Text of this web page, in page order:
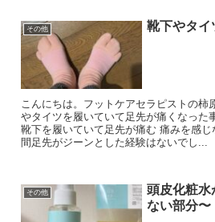
その他 靴下やタイ
こんにちは。フットケアセラピストの柿
やタイツを履いていて足先が痛くなった
靴下を履いていて足先が痛む 痛みを感
間足先がジーンとした経験はないでし...
その他
頭皮化粧水
ない部分〜